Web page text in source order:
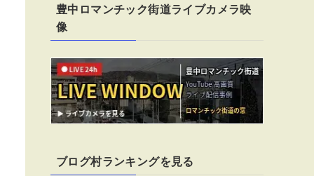
豊中ロマンチック街道ライブカメラ映
像
ブログ村ランキングを見る